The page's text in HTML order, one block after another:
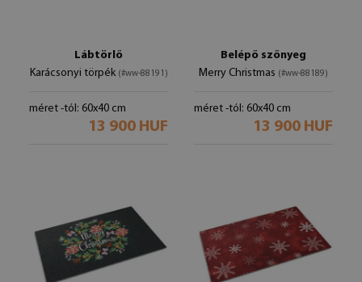
Lábtörlő
Karácsonyi törpék (#ww-88191)
méret -tól: 60x40 cm
13 900 HUF
Belépő szőnyeg
Merry Christmas (#ww-88189)
méret -tól: 60x40 cm
13 900 HUF